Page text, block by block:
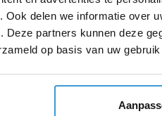
Ook delen we informatie over
Deze partners kunnen deze
op basis van uw